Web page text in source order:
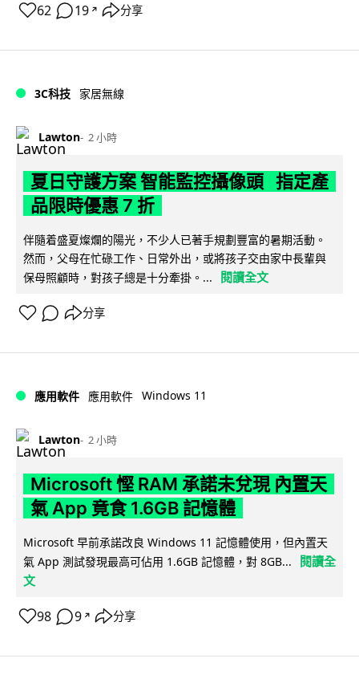
62 19 ↗ 分享
3C科技 家居無線
Lawton 2 小時
夏日守護方案 智能監控攝像頭 指定產
品限時優惠 7 折
伴隨着盛夏燦爛的陽光，不少人已著手規劃豐富的暑期活動。
然而，父母在忙碌工作、日常外出，或將孩子交由家中長輩與
保母照顧時，對孩子總是十分牽掛。...
閱讀全文
分享
應用軟件 應用軟件 Windows 11
Lawton 2 小時
Microsoft 慳 RAM 承諾未兌現 內置天
氣 App 竟食 1.6GB 記憶體
Microsoft 早前承諾改良 Windows 11 記憶體使用，但內置天
氣 App 測試發現最高可佔用 1.6GB 記憶體，對 8GB...
閱讀全
文
98 9 ↗ 分享